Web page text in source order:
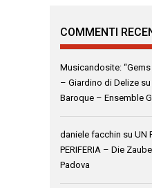
COMMENTI
Musicandosite:
– Giardino di Delize su
Baroque – Ensemble
daniele facchin su UN
PERIFERIA – Die
Padova